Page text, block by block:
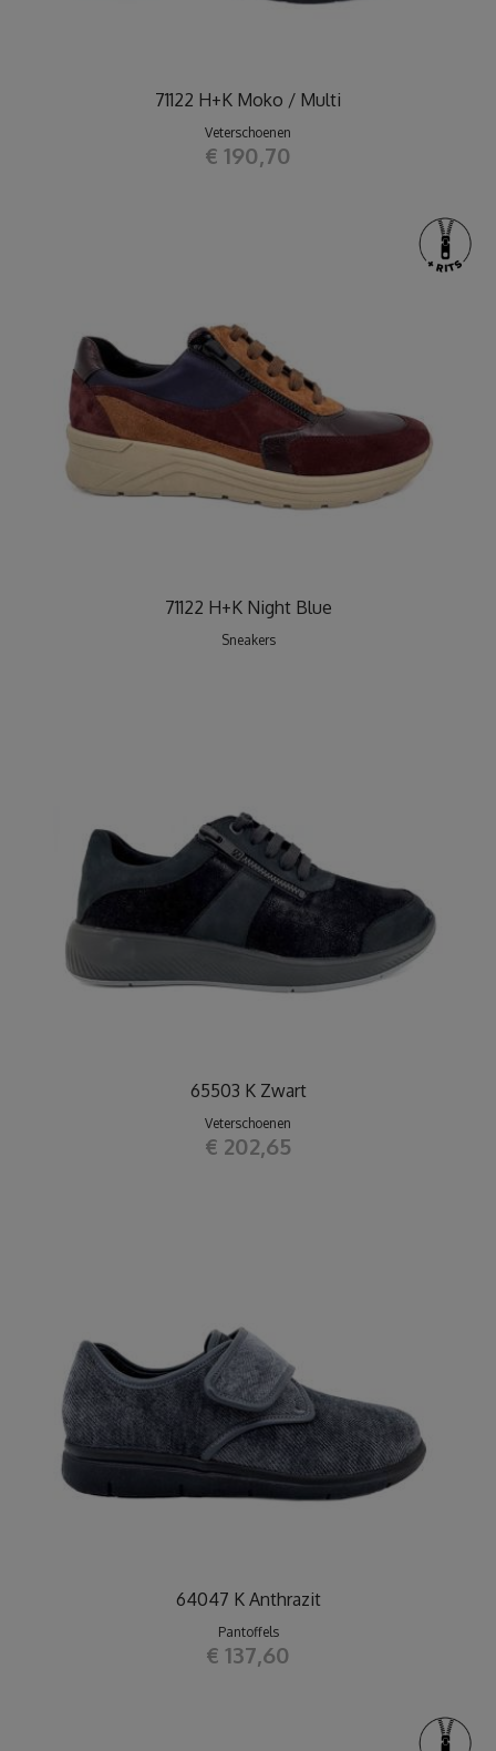
71122 H+K Moko / Multi
Veterschoenen
€ 190,70
71122 H+K Night Blue
Sneakers
65503 K Zwart
Veterschoenen
€ 202,65
64047 K Anthrazit
Pantoffels
€ 137,60